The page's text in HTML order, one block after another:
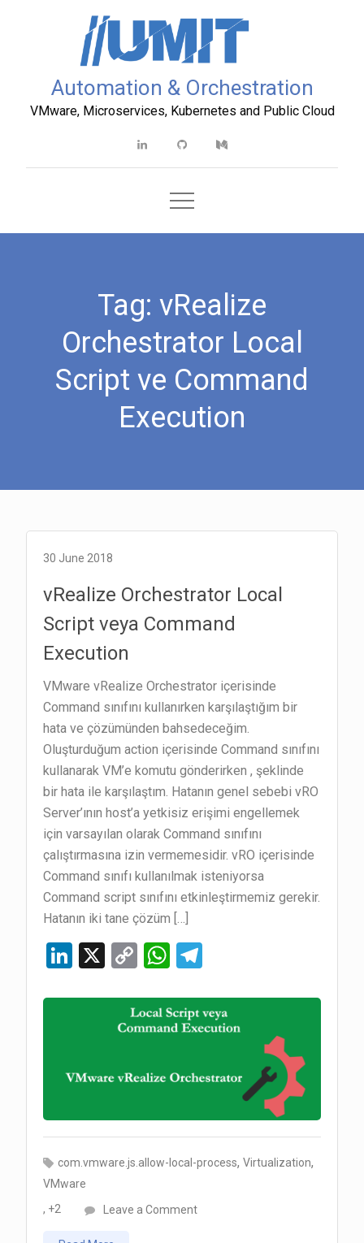
Automation & Orchestration
VMware, Microservices, Kubernetes and Public Cloud
LinkedinGithub Medium
Tag: vRealize
Orchestrator Local
Script ve Command
Execution
30 June 2018
vRealize Orchestrator Local
Script veya Command
Execution
VMware vRealize Orchestrator içerisinde
Command sınıfını kullanırken karşılaştığım bir
hata ve çözümünden bahsedeceğim.
Oluşturduğum action içerisinde Command sınıfını
kullanarak VM’e komutu gönderirken , şeklinde
bir hata ile karşılaştım. Hatanın genel sebebi vRO
Server’ının host’a yetkisiz erişimi engellemek
için varsayılan olarak Command sınıfını
çalıştırmasına izin vermemesidir. vRO içerisinde
Command sınıfı kullanılmak isteniyorsa
Command script sınıfını etkinleştirmemiz gerekir.
Hatanın iki tane çözüm […]
Li
ke
X
C
py
Li
k
W
at
s
p
e
gr
m
com.vmware.js.allow-local-process,Virtualization,
VMware
, +2
Leave a Commenton